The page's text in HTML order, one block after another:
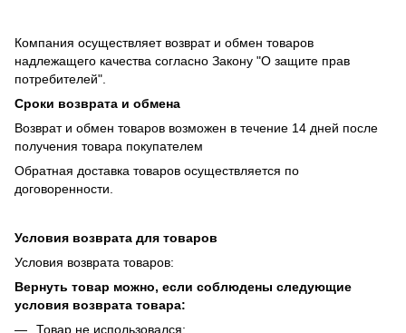
Компания осуществляет возврат и обмен товаров
надлежащего качества согласно Закону "О защите прав
потребителей".
Сроки возврата и обмена
Возврат и обмен товаров возможен в течение 14 дней после
получения товара покупателем
Обратная доставка товаров осуществляется по
договоренности.
Условия возврата для товаров
Условия возврата товаров:
Вернуть товар можно, если соблюдены следующие
условия возврата товара:
Товар не использовался;